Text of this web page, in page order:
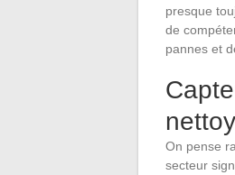
presque
de
pannes et
On pense
secteur